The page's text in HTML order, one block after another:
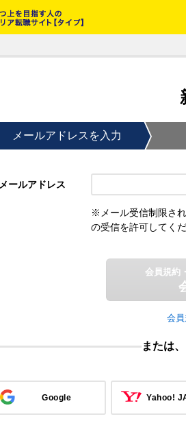
メールアドレスを入力
メールアドレス
※メール受信制限さ
の受信を許可してくだ
会員規約
会
または
Google Yahoo!